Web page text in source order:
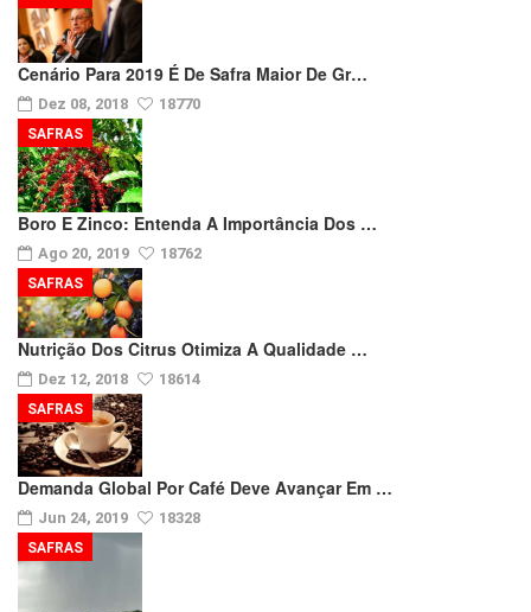
Cenário Para 2019 É De Safra Maior De Gr…
Dez 08, 2018 18770
Boro E Zinco: Entenda A Importância Dos …
Ago 20, 2019 18762
SAFRAS
Nutrição Dos Citrus Otimiza A Qualidade …
Dez 12, 2018 18614
SAFRAS
Demanda Global Por Café Deve Avançar Em …
Jun 24, 2019 18328
SAFRAS
SAFRAS